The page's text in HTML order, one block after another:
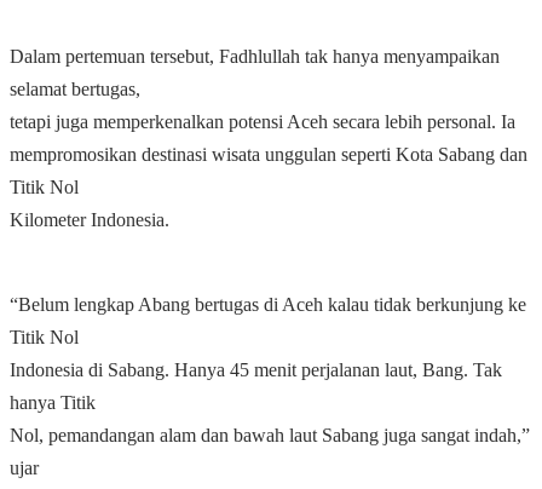
Dalam pertemuan tersebut, Fadhlullah tak hanya menyampaikan
selamat bertugas,
tetapi juga memperkenalkan potensi Aceh secara lebih personal. Ia
mempromosikan destinasi wisata unggulan seperti Kota Sabang dan
Titik Nol
Kilometer Indonesia.
“Belum lengkap Abang bertugas di Aceh kalau tidak berkunjung ke
Titik Nol
Indonesia di Sabang. Hanya 45 menit perjalanan laut, Bang. Tak
hanya Titik
Nol, pemandangan alam dan bawah laut Sabang juga sangat indah,”
ujar